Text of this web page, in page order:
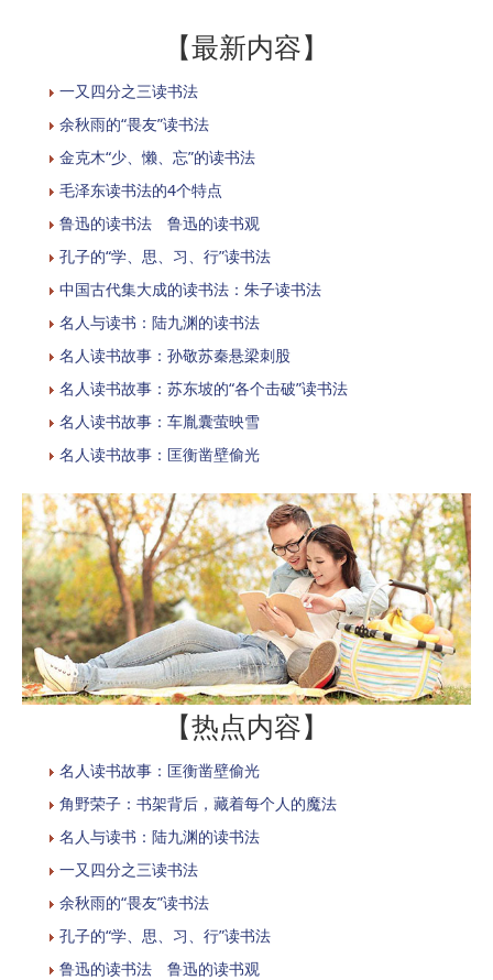
【最新内容】
一又四分之三读书法
余秋雨的“畏友”读书法
金克木“少、懒、忘”的读书法
毛泽东读书法的4个特点
鲁迅的读书法 鲁迅的读书观
孔子的“学、思、习、行”读书法
中国古代集大成的读书法：朱子读书法
名人与读书：陆九渊的读书法
名人读书故事：孙敬苏秦悬梁刺股
名人读书故事：苏东坡的“各个击破”读书法
名人读书故事：车胤囊萤映雪
名人读书故事：匡衡凿壁偷光
【热点内容】
名人读书故事：匡衡凿壁偷光
角野荣子：书架背后，藏着每个人的魔法
名人与读书：陆九渊的读书法
一又四分之三读书法
余秋雨的“畏友”读书法
孔子的“学、思、习、行”读书法
鲁迅的读书法 鲁迅的读书观